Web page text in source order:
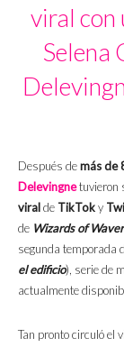
viral con
Selena
Después demás de
Delevingnetuvieron
viralde TikToky
de Wizards of
segunda temporada
el edificio), serie de
actualmente
Tan pronto circuló el